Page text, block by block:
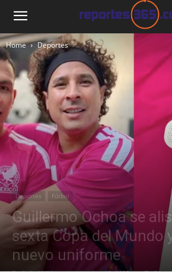
Home Deportes
Deportes Fútbol
Guillermo Ochoa se
sexta Copa del Mundo
nuevo uniforme
By Julio Valdez - noviembre 12, 2025 24